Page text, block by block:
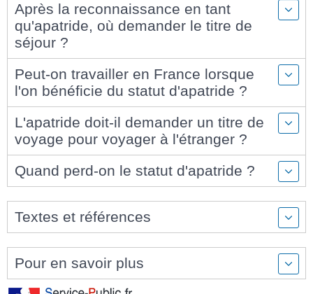
Après la reconnaissance en tant
qu'apatride, où demander le titre de
séjour ?
Peut-on travailler en France lorsque
l'on bénéficie du statut d'apatride ?
L'apatride doit-il demander un titre de
voyage pour voyager à l'étranger ?
Quand perd-on le statut d'apatride ?
Textes et références
Pour en savoir plus